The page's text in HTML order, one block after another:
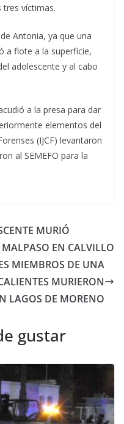
tres víctimas.
Antonia, ya que una
a flote a la superficie,
adolescente y al cabo
a la presa para dar
elementos del
(IJCF) levantaron
al SEMEFO para la
MURIÓ
EN CALVILLO
MIEMBROS DE UNA
MURIERON
LAGOS DE MORENO
gustar